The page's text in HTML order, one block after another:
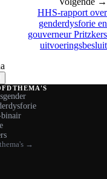
HHS-rapport over
genderdysforie en
gouverneur Pritzkers
uitvoeringsbesluit
→